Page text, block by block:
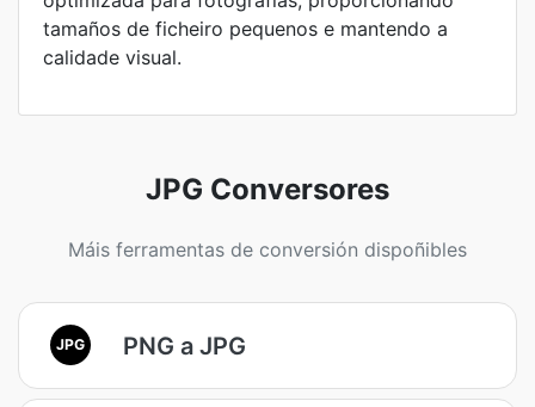
tamaños de ficheiro pequenos e mantendo a
calidade visual.
JPG Conversores
Máis ferramentas de conversión dispoñibles
JPG PNG a JPG